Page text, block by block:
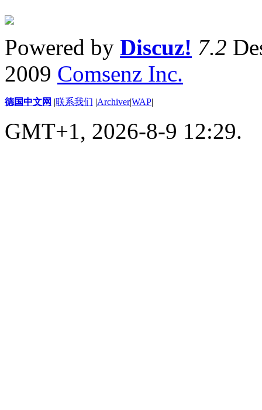
Powered by Discuz! 7.2
2009 Comsenz Inc.
德国中文网 |联系我们 |Archiver|WAP|
GMT+1, 2026-8-9 12:29.